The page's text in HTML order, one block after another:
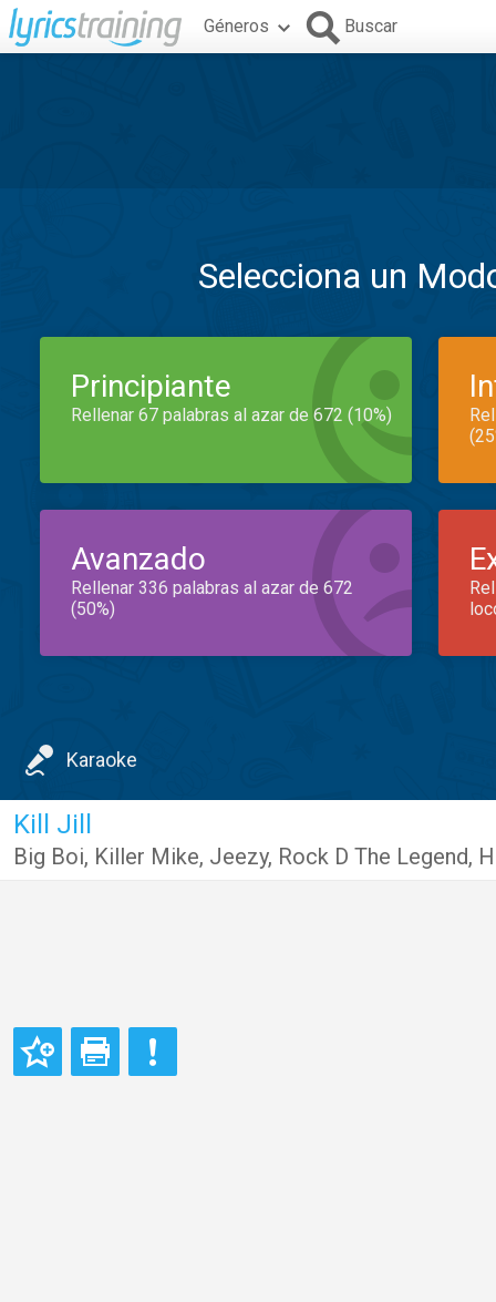
Géneros Buscar
Selecciona un
Principiante
Rellenar 67 palabras al azar de 672 (10%)
Avanzado
Rellenar 336 palabras al azar de 672
(50%)
Karaoke
Kill Jill
Big Boi, Killer Mike, Jeezy, Rock D The Legend,